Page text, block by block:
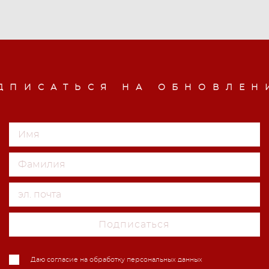
НА
Подписаться
Даю согласие на обработку персональных данных